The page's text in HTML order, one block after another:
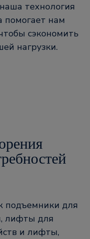
технология
помогает нам
сэкономить
нагрузки.
подъемники для
лифты для
и лифты,